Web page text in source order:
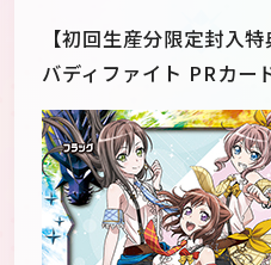
【初回生産分限定封入
バディファイト PRカー